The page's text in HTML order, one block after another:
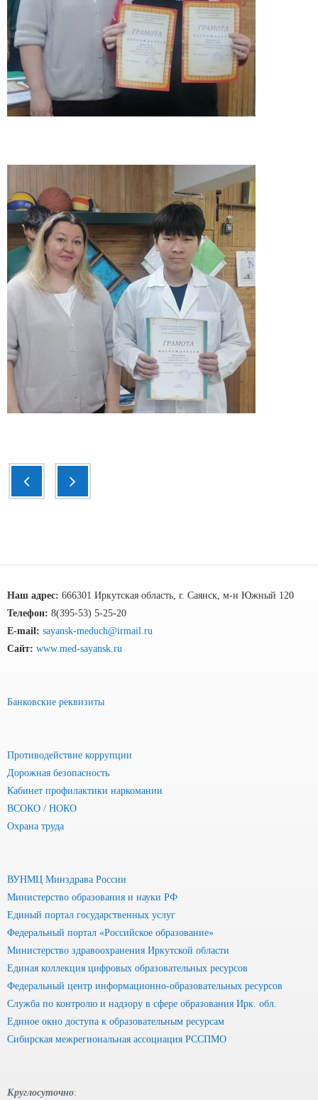
Наш адрес: 666301 Иркутская область, г. Саянск, м-н Южный 120
Телефон: 8(395-53) 5-25-20
E-mail: sayansk-meduch@irmail.ru
Сайт: www.med-sayansk.ru
Банковские реквизиты
Противодействие коррупции
Дорожная безопасность
Кабинет профилактики наркомании
ВСОКО / НОКО
Охрана труда
ВУНМЦ Минздрава России
Министерство образования и науки РФ
Единый портал государственных услуг
Федеральный портал «Российское образование»
Министерство здравоохранения Иркутской области
Единая коллекция цифровых образовательных ресурсов
Федеральный центр информационно-образовательных ресурсов
Служба по контролю и надзору в сфере образования Ирк. обл.
Единое окно доступа к образовательным ресурсам
Сибирская межрегиональная ассоциация РССПМО
Круглосуточно: